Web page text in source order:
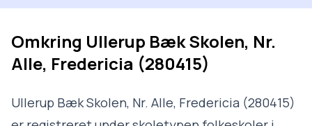
Omkring Ullerup Bæk Skolen, Nr.
Alle, Fredericia (280415)
Ullerup Bæk Skolen, Nr. Alle, Fredericia (280415)